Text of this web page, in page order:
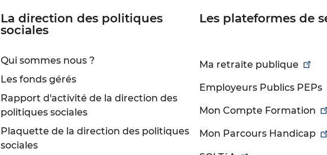
La direction des politiques
sociales
Qui sommes nous ?
Les fonds gérés
Rapport d'activité de la direction des
politiques sociales
Plaquette de la direction des politiques
sociales
Les plateformes de
Ma retraite publique
Employeurs Publics PEPs
Mon Compte Formation
Mon Parcours Handicap